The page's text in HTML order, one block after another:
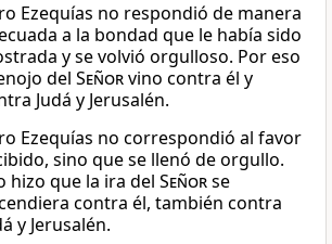
Ezequías no respondió de manera
a la bondad que le había sido
y se volvió orgulloso. Por eso
del Señorvino contra él y
Judá y Jerusalén.
Ezequías no correspondió al favor
sino que se llenó de orgullo.
hizo que la ira del Señorse
contra él, también contra
y Jerusalén.